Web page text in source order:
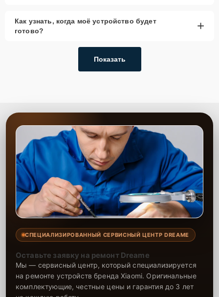
Как узнать, когда моё устройство будет
готово?
+
Показать
СПЕЦИАЛИЗИРОВАННЫЙ СЕРВИСНЫЙ ЦЕНТР DREAME
Оставьте заявку на ремонт Dreame
Мы — сервисный центр, который специализируется
на ремонте устройств бренда Xiaomi. Оригинальные
комплектующие, честные цены и гарантия до 3 лет